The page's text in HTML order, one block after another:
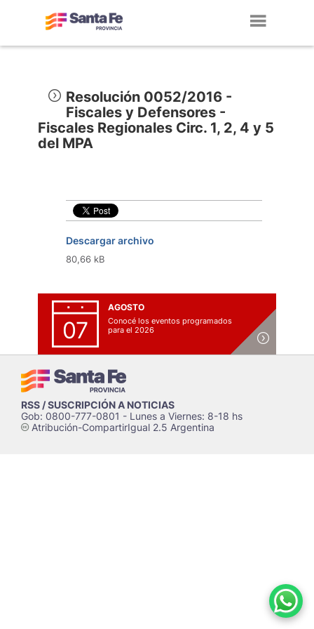
Resolución 0052/2016 -
Fiscales y Defensores -
Fiscales Regionales Circ. 1, 2, 4 y 5
del MPA
Descargar archivo
80,66 kB
07
AGOSTO
Conocé los eventos programados
para el 2026
RSS / SUSCRIPCIÓN A NOTICIAS
Gob: 0800-777-0801 - Lunes a Viernes: 8-18 hs
cAtribución-CompartirIgual 2.5 Argentina